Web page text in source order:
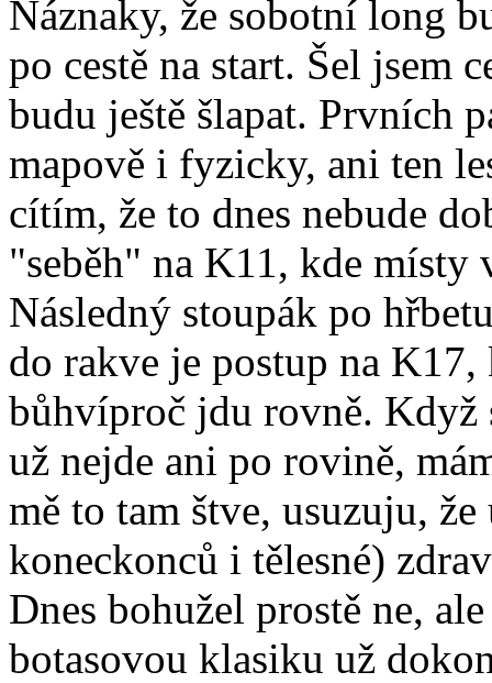
Náznaky, že sobotní long
po cestě na start. Šel jsem
budu ještě šlapat. Prvních
mapově i fyzicky, ani ten
cítím, že to dnes nebude
"seběh" na K11, kde místy
Následný stoupák po
do rakve je postup na K17,
bůhvíproč jdu rovně. Když
už nejde ani po rovině,
mě to tam štve, usuzuju,
koneckonců i tělesné)
Dnes bohužel prostě ne,
botasovou klasiku už